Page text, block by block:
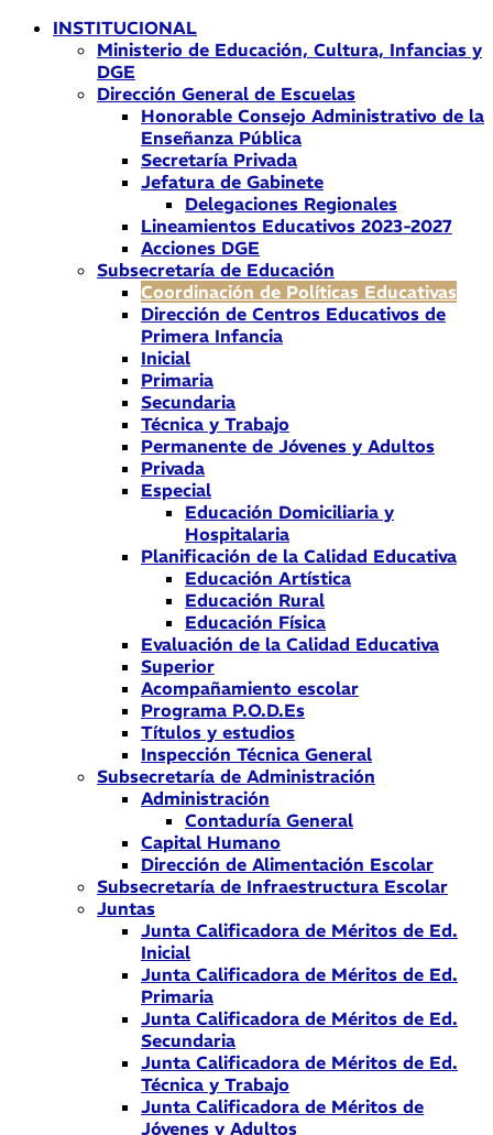
INSTITUCIONAL
Ministerio de Educación, Cultura, Infancias y
DGE
Dirección General de Escuelas
Honorable Consejo Administrativo de la
Enseñanza Pública
Secretaría Privada
Jefatura de Gabinete
Delegaciones Regionales
Lineamientos Educativos 2023-2027
Acciones DGE
Subsecretaría de Educación
Coordinación de Políticas Educativas
Dirección de Centros Educativos de
Primera Infancia
Inicial
Primaria
Secundaria
Técnica y Trabajo
Permanente de Jóvenes y Adultos
Privada
Especial
Educación Domiciliaria y
Hospitalaria
Planificación de la Calidad Educativa
Educación Artística
Educación Rural
Educación Física
Evaluación de la Calidad Educativa
Superior
Acompañamiento escolar
Programa P.O.D.Es
Títulos y estudios
Inspección Técnica General
Subsecretaría de Administración
Administración
Contaduría General
Capital Humano
Dirección de Alimentación Escolar
Subsecretaría de Infraestructura Escolar
Juntas
Junta Calificadora de Méritos de Ed.
Inicial
Junta Calificadora de Méritos de Ed.
Primaria
Junta Calificadora de Méritos de Ed.
Secundaria
Junta Calificadora de Méritos de Ed.
Técnica y Trabajo
Junta Calificadora de Méritos de
Jóvenes y Adultos